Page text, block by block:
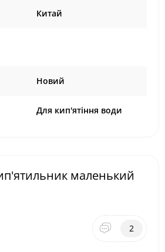
Китай
Новий
Для кип'ятіння води
маленький
2